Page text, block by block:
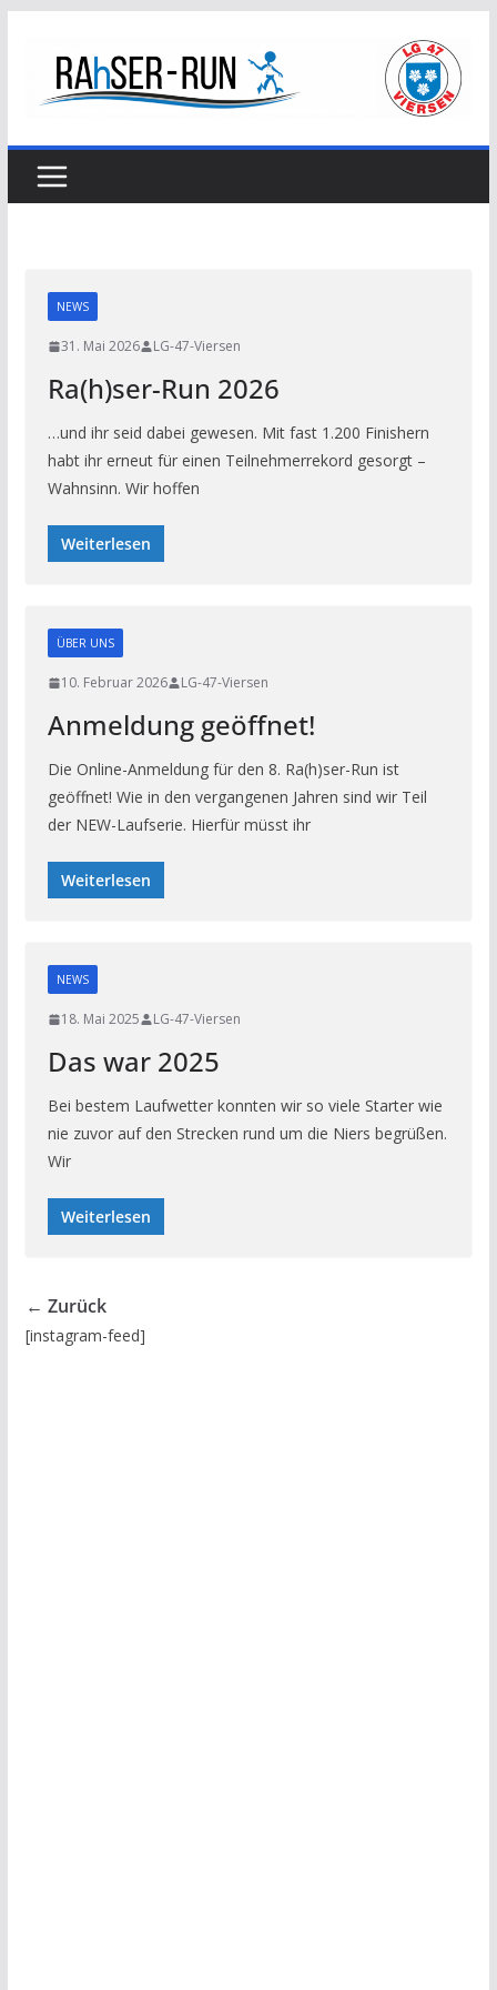
springen
NEWS
31. Mai 2026 LG-47-Viersen
Ra(h)ser-Run 2026
…und ihr seid dabei gewesen. Mit fast 1.200 Finishern
habt ihr erneut für einen Teilnehmerrekord gesorgt –
Wahnsinn. Wir hoffen
Weiterlesen
ÜBER UNS
10. Februar 2026 LG-47-Viersen
Anmeldung geöffnet!
Die Online-Anmeldung für den 8. Ra(h)ser-Run ist
geöffnet! Wie in den vergangenen Jahren sind wir Teil
der NEW-Laufserie. Hierfür müsst ihr
Weiterlesen
NEWS
18. Mai 2025 LG-47-Viersen
Das war 2025
Bei bestem Laufwetter konnten wir so viele Starter wie
nie zuvor auf den Strecken rund um die Niers begrüßen.
Wir
Weiterlesen
← Zurück
[instagram-feed]